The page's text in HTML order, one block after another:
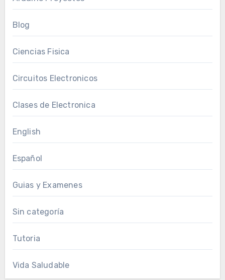
Blog
Ciencias Fisica
Circuitos Electronicos
Clases de Electronica
English
Español
Guias y Examenes
Sin categoría
Tutoria
Vida Saludable